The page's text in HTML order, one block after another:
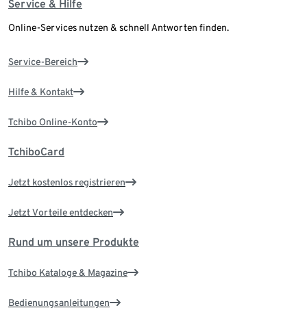
Service & Hilfe
Online-Services nutzen & schnell Antworten finden.
Service-Bereich
Hilfe & Kontakt
Tchibo Online-Konto
TchiboCard
Jetzt kostenlos registrieren
Jetzt Vorteile entdecken
Rund um unsere Produkte
Tchibo Kataloge & Magazine
Bedienungsanleitungen